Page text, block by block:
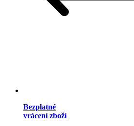
Bezplatné
vrácení zboží